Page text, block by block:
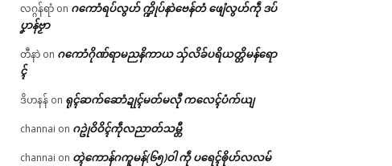
လဂ္ဂန်ရာံ on ဂကောံရပ်လွဟ် က္ဍိုပ်နာဲဗေန်တံ ဖျေံလွဟ်ကဵု ဒပ်
ပၞာန်ဗၟာ
တီနာဲ on ဂကောံဂိုဏ်ရာမညနိကာယ သှ်လိခ်ပရိယတ္တိမန်ရော
ၚ်
ဒိဟနန် on ရုၚ်ဆက်ဆောံဍုၚ်မတ်မလီု ကလေၚ်ပံက်ယျ
channai on ဂဥုဲဝိဝိၚ်ကဵုလညာတ်သမ္တီ
channai on တ္ၚဲကောန်ဂကူမန်(၆၅)ဝါ ကဵု ပရေၚ်ၜိုဟ်လလမ်